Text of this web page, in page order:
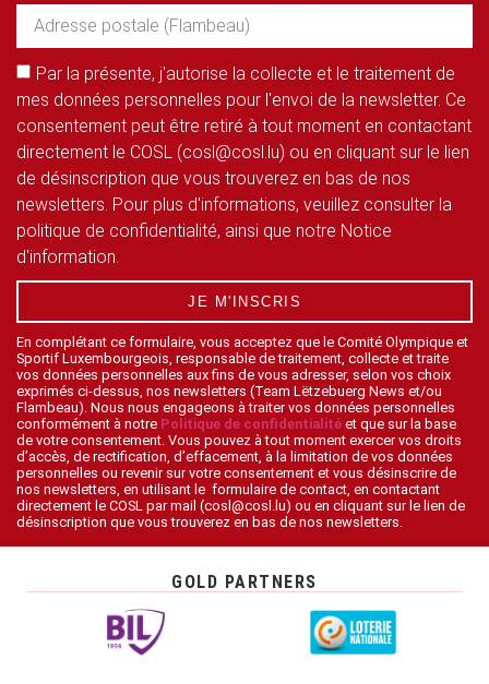
Par la présente, j'autorise la collecte et le traitement de
mes données personnelles pour l'envoi de la newsletter. Ce
consentement peut être retiré à tout moment en contactant
directement le COSL (cosl@cosl.lu) ou en cliquant sur le lien
de désinscription que vous trouverez en bas de nos
newsletters. Pour plus d'informations, veuillez consulter la
politique de confidentialité, ainsi que notre Notice
d'information.
JE M'INSCRIS
En complétant ce formulaire, vous acceptez que le Comité Olympique et
Sportif Luxembourgeois, responsable de traitement, collecte et traite
vos données personnelles aux fins de vous adresser, selon vos choix
exprimés ci-dessus, nos newsletters (Team Lëtzebuerg News et/ou
Flambeau). Nous nous engageons à traiter vos données personnelles
conformément à notre Politique de confidentialité et que sur la base
de votre consentement. Vous pouvez à tout moment exercer vos droits
d’accès, de rectification, d’effacement, à la limitation de vos données
personnelles ou revenir sur votre consentement et vous désinscrire de
nos newsletters, en utilisant le formulaire de contact, en contactant
directement le COSL par mail (cosl@cosl.lu) ou en cliquant sur le lien de
désinscription que vous trouverez en bas de nos newsletters.
GOLD PARTNERS